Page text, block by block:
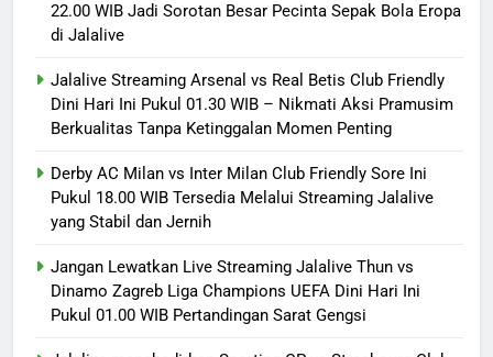
22.00 WIB Jadi Sorotan Besar Pecinta Sepak Bola Eropa
di Jalalive
Jalalive Streaming Arsenal vs Real Betis Club Friendly
Dini Hari Ini Pukul 01.30 WIB – Nikmati Aksi Pramusim
Berkualitas Tanpa Ketinggalan Momen Penting
Derby AC Milan vs Inter Milan Club Friendly Sore Ini
Pukul 18.00 WIB Tersedia Melalui Streaming Jalalive
yang Stabil dan Jernih
Jangan Lewatkan Live Streaming Jalalive Thun vs
Dinamo Zagreb Liga Champions UEFA Dini Hari Ini
Pukul 01.00 WIB Pertandingan Sarat Gengsi